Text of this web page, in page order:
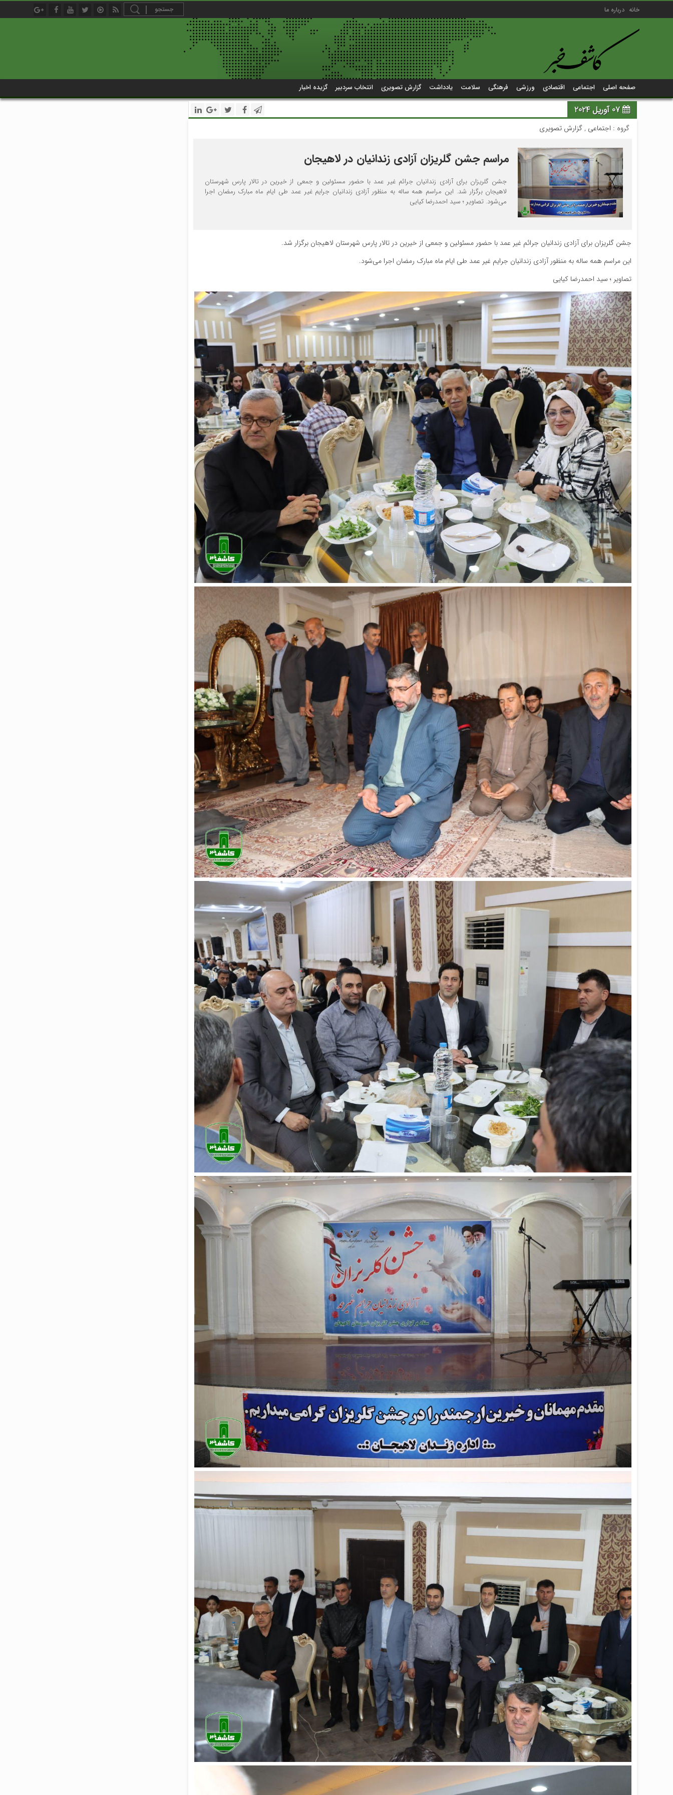
خانه درباره ما
صفحه اصلی اجتماعی اقتصادی ورزشی فرهنگی سلامت یادداشت گزارش تصویری انتخاب سردبیر گزیده اخبار
07 آوریل 2024
گروه : اجتماعی ,گزارش تصویری
مراسم جشن گلریزان آزادی زندانیان در لاهیجان
جشن گلریزان برای آزادی زندانیان جرائم غیر عمد با حضور مسئولین و جمعی از خیرین در تالار پارس شهرستان
لاهیجان برگزار شد. این مراسم همه ساله به منظور آزادی زندانیان جرایم غیر عمد طی ایام ماه مبارک رمضان اجرا
می‌شود. تصاویر ؛ سید احمدرضا کیایی
جشن گلریزان برای آزادی زندانیان جرائم غیر عمد با حضور مسئولین و جمعی از خیرین در تالار پارس شهرستان لاهیجان برگزار شد.
این مراسم همه ساله به منظور آزادی زندانیان جرایم غیر عمد طی ایام ماه مبارک رمضان اجرا می‌شود.
تصاویر ؛ سید احمدرضا کیایی